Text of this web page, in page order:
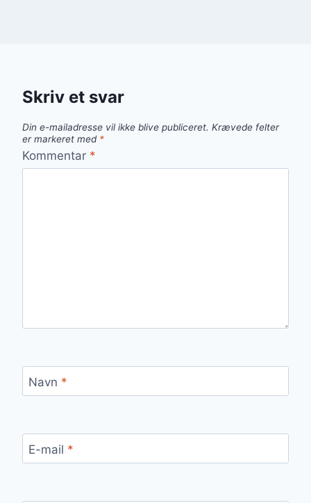
Skriv et svar
Din e-mailadresse vil ikke blive publiceret. Krævede felter
er markeret med *
Kommentar *
Navn *
E-mail *